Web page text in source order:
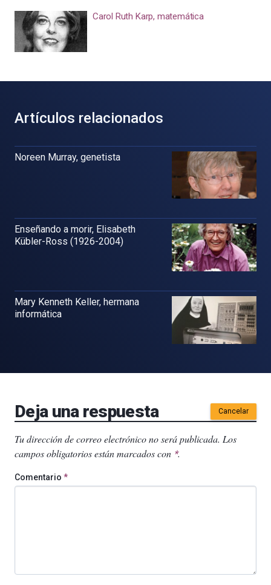
Carol Ruth Karp, matemática
Artículos relacionados
Noreen Murray, genetista
Enseñando a morir, Elisabeth
Kübler-Ross (1926-2004)
Mary Kenneth Keller, hermana
informática
Deja una respuesta Cancelar
Tu dirección de correo electrónico no será publicada. Los
campos obligatorios están marcados con *.
Comentario *